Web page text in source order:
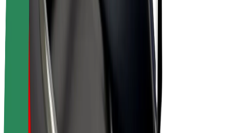
Jana pendapatan dengan Bolt
Pemandu
Pendapatan pemandu
Kurier
Pendapatan kurier
Peniaga Bolt Food
Fleet